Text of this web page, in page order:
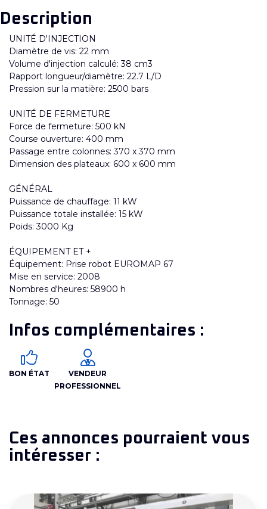
Description
UNITÉ D'INJECTION
Diamètre de vis: 22 mm
Volume d'injection calculé: 38 cm3
Rapport longueur/diamètre: 22.7 L/D
Pression sur la matière: 2500 bars
UNITÉ DE FERMETURE
Force de fermeture: 500 kN
Course ouverture: 400 mm
Passage entre colonnes: 370 x 370 mm
Dimension des plateaux: 600 x 600 mm
GÉNÉRAL
Puissance de chauffage: 11 kW
Puissance totale installée: 15 kW
Poids: 3000 Kg
ÉQUIPEMENT ET +
Équipement: Prise robot EUROMAP 67
Mise en service: 2008
Nombres d'heures: 58900 h
Tonnage: 50
Infos complémentaires :
BON ÉTAT
VENDEUR
PROFESSIONNEL
Ces annonces pourraient vous
intéresser :